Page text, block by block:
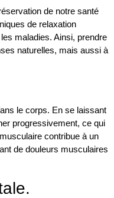
de notre santé
de relaxation
maladies. Ainsi, prendre
naturelles, mais aussi à
le corps. En se laissant
progressivement, ce qui
contribue à un
de douleurs musculaires